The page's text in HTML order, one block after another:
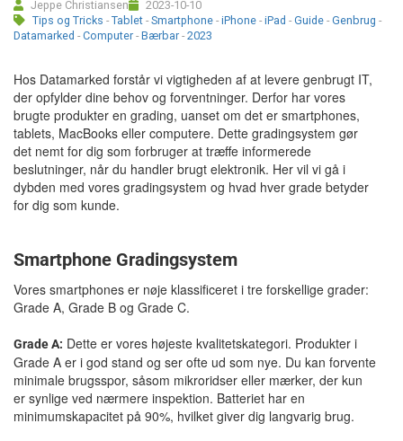
Reparationer og RMA
B2B-Opkøb
>>BACK-2-SCHOOL<<
Log ind
Jeppe Christiansen
2023-10-10
Tips og Tricks - Tablet - Smartphone - iPhone - iPad - Guide - Genbrug -
Datamarked - Computer - Bærbar - 2023
Hos Datamarked forstår vi vigtigheden af at levere genbrugt IT,
der opfylder dine behov og forventninger. Derfor har vores
brugte produkter en grading, uanset om det er smartphones,
tablets, MacBooks eller computere. Dette gradingsystem gør
det nemt for dig som forbruger at træffe informerede
beslutninger, når du handler brugt elektronik. Her vil vi gå i
dybden med vores gradingsystem og hvad hver grade betyder
for dig som kunde.
Smartphone Gradingsystem
Vores smartphones er nøje klassificeret i tre forskellige grader:
Grade A, Grade B og Grade C.
Grade A: Dette er vores højeste kvalitetskategori. Produkter i
Grade A er i god stand og ser ofte ud som nye. Du kan forvente
minimale brugsspor, såsom mikroridser eller mærker, der kun
er synlige ved nærmere inspektion. Batteriet har en
minimumskapacitet på 90%, hvilket giver dig langvarig brug.